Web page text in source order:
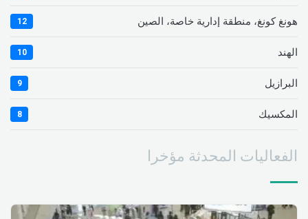
هونغ كونغ، منطقة إدارية خاصة، الصين 12
الهند 10
البرازيل 9
المكسيك 8
الفعاليات المحدثة مؤخرا